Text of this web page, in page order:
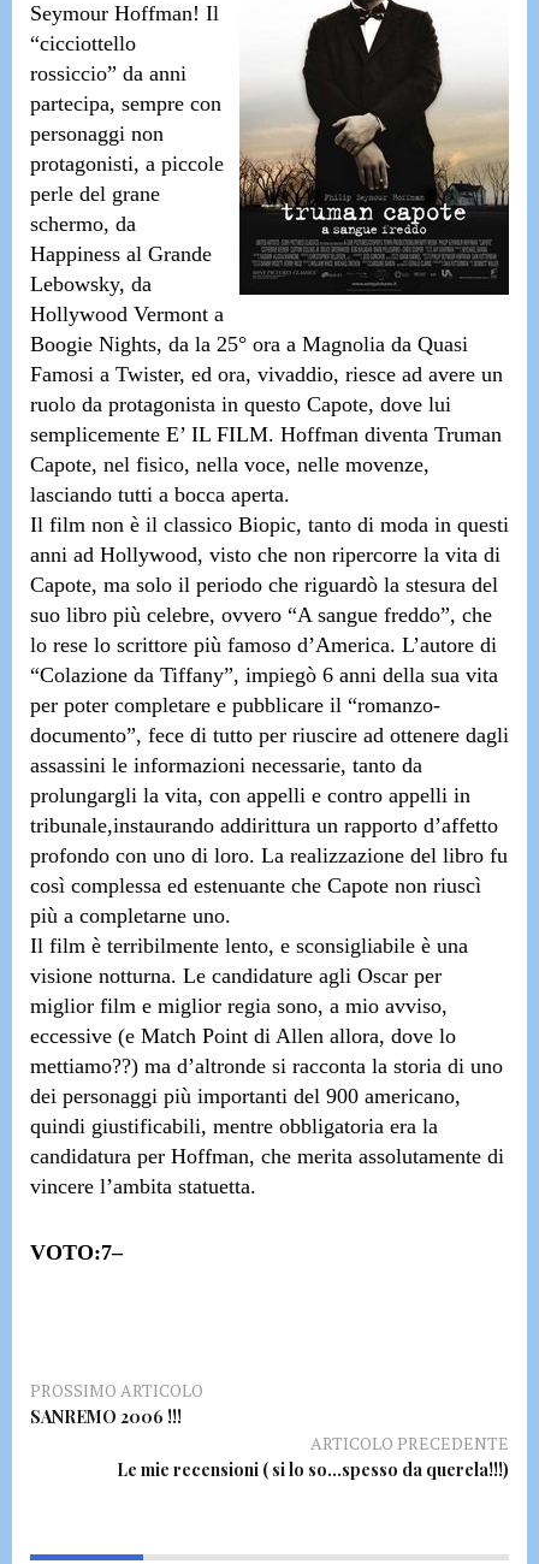
Seymour Hoffman! Il
“cicciottello
rossiccio” da anni
partecipa, sempre con
personaggi non
protagonisti, a piccole
perle del grane
schermo, da
Happiness al Grande
Lebowsky, da
Hollywood Vermont a
Boogie Nights, da la 25° ora a Magnolia da Quasi
Famosi a Twister, ed ora, vivaddio, riesce ad avere un
ruolo da protagonista in questo Capote, dove lui
semplicemente E’ IL FILM. Hoffman diventa Truman
Capote, nel fisico, nella voce, nelle movenze,
lasciando tutti a bocca aperta.
Il film non è il classico Biopic, tanto di moda in questi
anni ad Hollywood, visto che non ripercorre la vita di
Capote, ma solo il periodo che riguardò la stesura del
suo libro più celebre, ovvero “A sangue freddo”, che
lo rese lo scrittore più famoso d’America. L’autore di
“Colazione da Tiffany”, impiegò 6 anni della sua vita
per poter completare e pubblicare il “romanzo-
documento”, fece di tutto per riuscire ad ottenere dagli
assassini le informazioni necessarie, tanto da
prolungargli la vita, con appelli e contro appelli in
tribunale,instaurando addirittura un rapporto d’affetto
profondo con uno di loro. La realizzazione del libro fu
così complessa ed estenuante che Capote non riuscì
più a completarne uno.
Il film è terribilmente lento, e sconsigliabile è una
visione notturna. Le candidature agli Oscar per
miglior film e miglior regia sono, a mio avviso,
eccessive (e Match Point di Allen allora, dove lo
mettiamo??) ma d’altronde si racconta la storia di uno
dei personaggi più importanti del 900 americano,
quindi giustificabili, mentre obbligatoria era la
candidatura per Hoffman, che merita assolutamente di
vincere l’ambita statuetta.
VOTO:7–
PROSSIMO ARTICOLO
SANREMO 2006 !!!
ARTICOLO PRECEDENTE
Le mie recensioni ( si lo so…spesso da querela!!!)